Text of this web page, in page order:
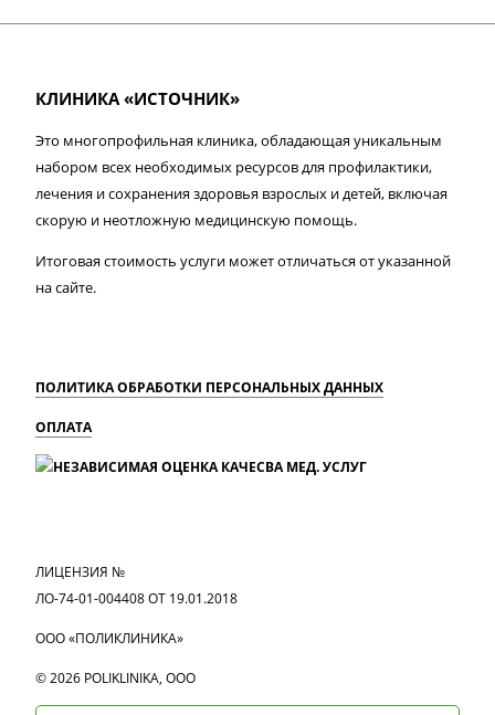
КЛИНИКА «ИСТОЧНИК»
Это многопрофильная клиника, обладающая уникальным
набором всех необходимых ресурсов для профилактики,
лечения и сохранения здоровья взрослых и детей, включая
скорую и неотложную медицинскую помощь.
Итоговая стоимость услуги может отличаться от указанной
на сайте.
ПОЛИТИКА ОБРАБОТКИ ПЕРСОНАЛЬНЫХ ДАННЫХ
ОПЛАТА
ЛИЦЕНЗИЯ №
ЛО-74-01-004408 ОТ 19.01.2018
ООО «ПОЛИКЛИНИКА»
© 2026 POLIKLINIKA, OOO